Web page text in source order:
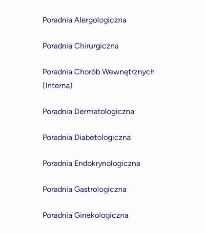
Poradnia Alergologiczna
Poradnia Chirurgiczna
Poradnia Chorób Wewnętrznych
(Interna)
Poradnia Dermatologiczna
Poradnia Diabetologiczna
Poradnia Endokrynologiczna
Poradnia Gastrologiczna
Poradnia Ginekologiczna